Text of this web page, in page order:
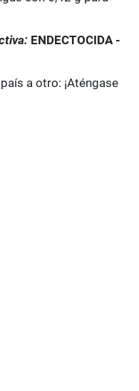
ENDECTOCIDA -
a otro: ¡Aténgase